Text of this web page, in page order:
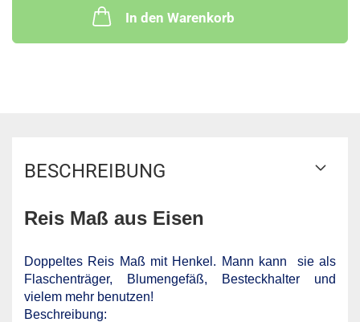
In den Warenkorb
BESCHREIBUNG
Reis Maß aus Eisen
Doppeltes Reis Maß mit Henkel. Mann kann sie als
Flaschenträger, Blumengefäß, Besteckhalter und
vielem mehr benutzen!
Beschreibung: